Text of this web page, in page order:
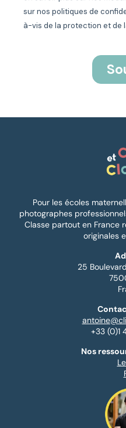
Pour les écoles
photographes
Classe partout en France
originales
25
+33 (0)1
Nos